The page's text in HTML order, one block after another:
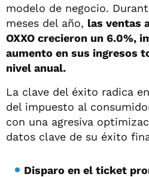
modelo de negocio.
meses del año, las ventas
OXXO crecieron un 6.0%,
aumento en sus ingresos
nivel anual.
La clave del éxito radica
del impuesto al
con una agresiva
datos clave de su éxito
Disparo en el ticket